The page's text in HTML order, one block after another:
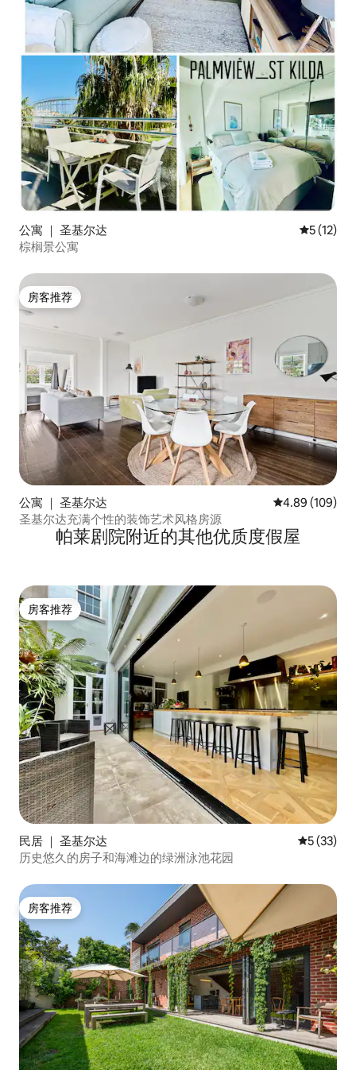
公寓 ｜ 圣基尔达 平均评分
5 (12)
棕榈景公寓
房客推荐
房客推荐
公寓 ｜ 圣基尔达 平均评分 4.89
4.89 (109)
圣基尔达充满个性的装饰艺术风格房源
帕莱剧院附近的其他优质度假屋
房客推荐
房客推荐
民居 ｜ 圣基尔达 平均评分
5 (33)
历史悠久的房子和海滩边的绿洲泳池花园
房客推荐
房客推荐